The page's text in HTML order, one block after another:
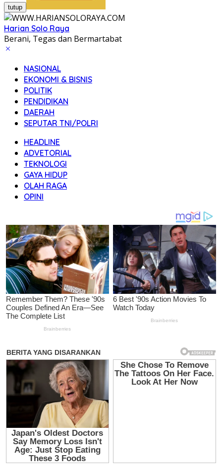
tutup
Harian Solo Raya
Berani, Tegas dan Bermartabat
NASIONAL
EKONOMI & BISNIS
POLITIK
PENDIDIKAN
DAERAH
SEPUTAR TNI/POLRI
HEADLINE
ADVETORIAL
TEKNOLOGI
GAYA HIDUP
OLAH RAGA
OPINI